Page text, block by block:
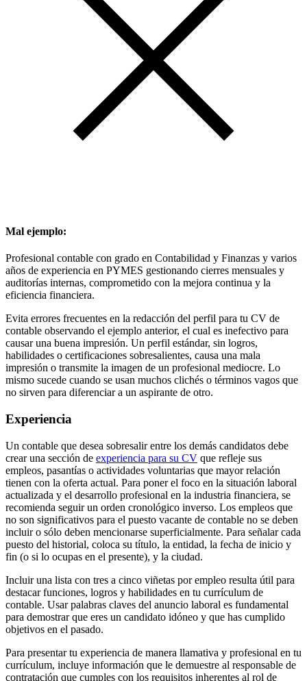
Mal ejemplo:
Profesional contable con grado en Contabilidad y Finanzas y varios
años de experiencia en PYMES gestionando cierres mensuales y
auditorías internas, comprometido con la mejora continua y la
eficiencia financiera.
Evita errores frecuentes en la redacción del perfil para tu CV de
contable observando el ejemplo anterior, el cual es inefectivo para
causar una buena impresión. Un perfil estándar, sin logros,
habilidades o certificaciones sobresalientes, causa una mala
impresión o transmite la imagen de un profesional mediocre. Lo
mismo sucede cuando se usan muchos clichés o términos vagos que
no sirven para diferenciar a un aspirante de otro.
Experiencia
Un contable que desea sobresalir entre los demás candidatos debe
crear una sección de experiencia para su CV que refleje sus
empleos, pasantías o actividades voluntarias que mayor relación
tienen con la oferta actual. Para poner el foco en la situación laboral
actualizada y el desarrollo profesional en la industria financiera, se
recomienda seguir un orden cronológico inverso. Los empleos que
no son significativos para el puesto vacante de contable no se deben
incluir o sólo deben mencionarse superficialmente. Para señalar cada
puesto del historial, coloca su título, la entidad, la fecha de inicio y
fin (o si lo ocupas en el presente), y la ciudad.
Incluir una lista con tres a cinco viñetas por empleo resulta útil para
destacar funciones, logros y habilidades en tu currículum de
contable. Usar palabras claves del anuncio laboral es fundamental
para demostrar que eres un candidato idóneo y que has cumplido
objetivos en el pasado.
Para presentar tu experiencia de manera llamativa y profesional en tu
currículum, incluye información que le demuestre al responsable de
contratación que cumples con los requisitos inherentes al rol de